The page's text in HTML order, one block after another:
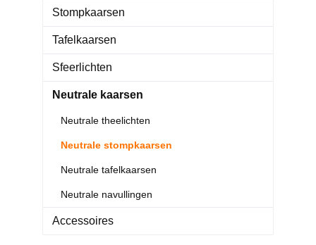
Stompkaarsen
Tafelkaarsen
Sfeerlichten
Neutrale kaarsen
Neutrale theelichten
Neutrale stompkaarsen
Neutrale tafelkaarsen
Neutrale navullingen
Accessoires